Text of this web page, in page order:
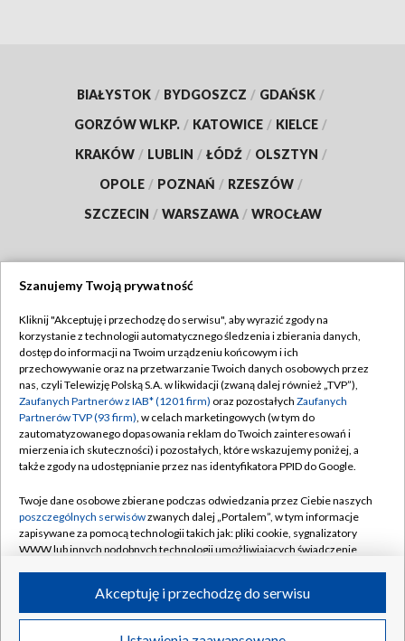
BIAŁYSTOK / BYDGOSZCZ / GDAŃSK /
GORZÓW WLKP. / KATOWICE / KIELCE /
KRAKÓW / LUBLIN / ŁÓDŹ / OLSZTYN /
OPOLE / POZNAŃ / RZESZÓW /
SZCZECIN / WARSZAWA / WROCŁAW
TVP
Abonament TVP
Emisja w TVP
Centrum informacji TVP
Naziemna Telewizja Cyfrowa
Rada Programowa
System NOS
Informacje o nadawcy
Program dla prasy
Regulamin TVP
Polityka prywatności
Moje zgody
Pomoc
Kontakt
Kanały
©2026 Telewizja Polska S.A. w likwidacji
Szanujemy Twoją prywatność
Kliknij "Akceptuję i przechodzę do serwisu", aby wyrazić zgody na
korzystanie z technologii automatycznego śledzenia i zbierania danych,
dostęp do informacji na Twoim urządzeniu końcowym i ich
przechowywanie oraz na przetwarzanie Twoich danych osobowych przez
nas, czyli Telewizję Polską S.A. w likwidacji (zwaną dalej również „TVP”),
Zaufanych Partnerów z IAB* (1201 firm) oraz pozostałych Zaufanych
Partnerów TVP (93 firm), w celach marketingowych (w tym do
zautomatyzowanego dopasowania reklam do Twoich zainteresowań i
mierzenia ich skuteczności) i pozostałych, które wskazujemy poniżej, a
także zgody na udostępnianie przez nas identyfikatora PPID do Google.
Twoje dane osobowe zbierane podczas odwiedzania przez Ciebie naszych
poszczególnych serwisówzwanych dalej „Portalem”, w tym informacje
zapisywane za pomocą technologii takich jak: pliki cookie, sygnalizatory
WWW lub innych podobnych technologii umożliwiających świadczenie
ruchu w Internecie.
Twoje dane osobowe zbierane podczas odwiedzania przez Ciebie
Akceptuję i przechodzę do serwisu